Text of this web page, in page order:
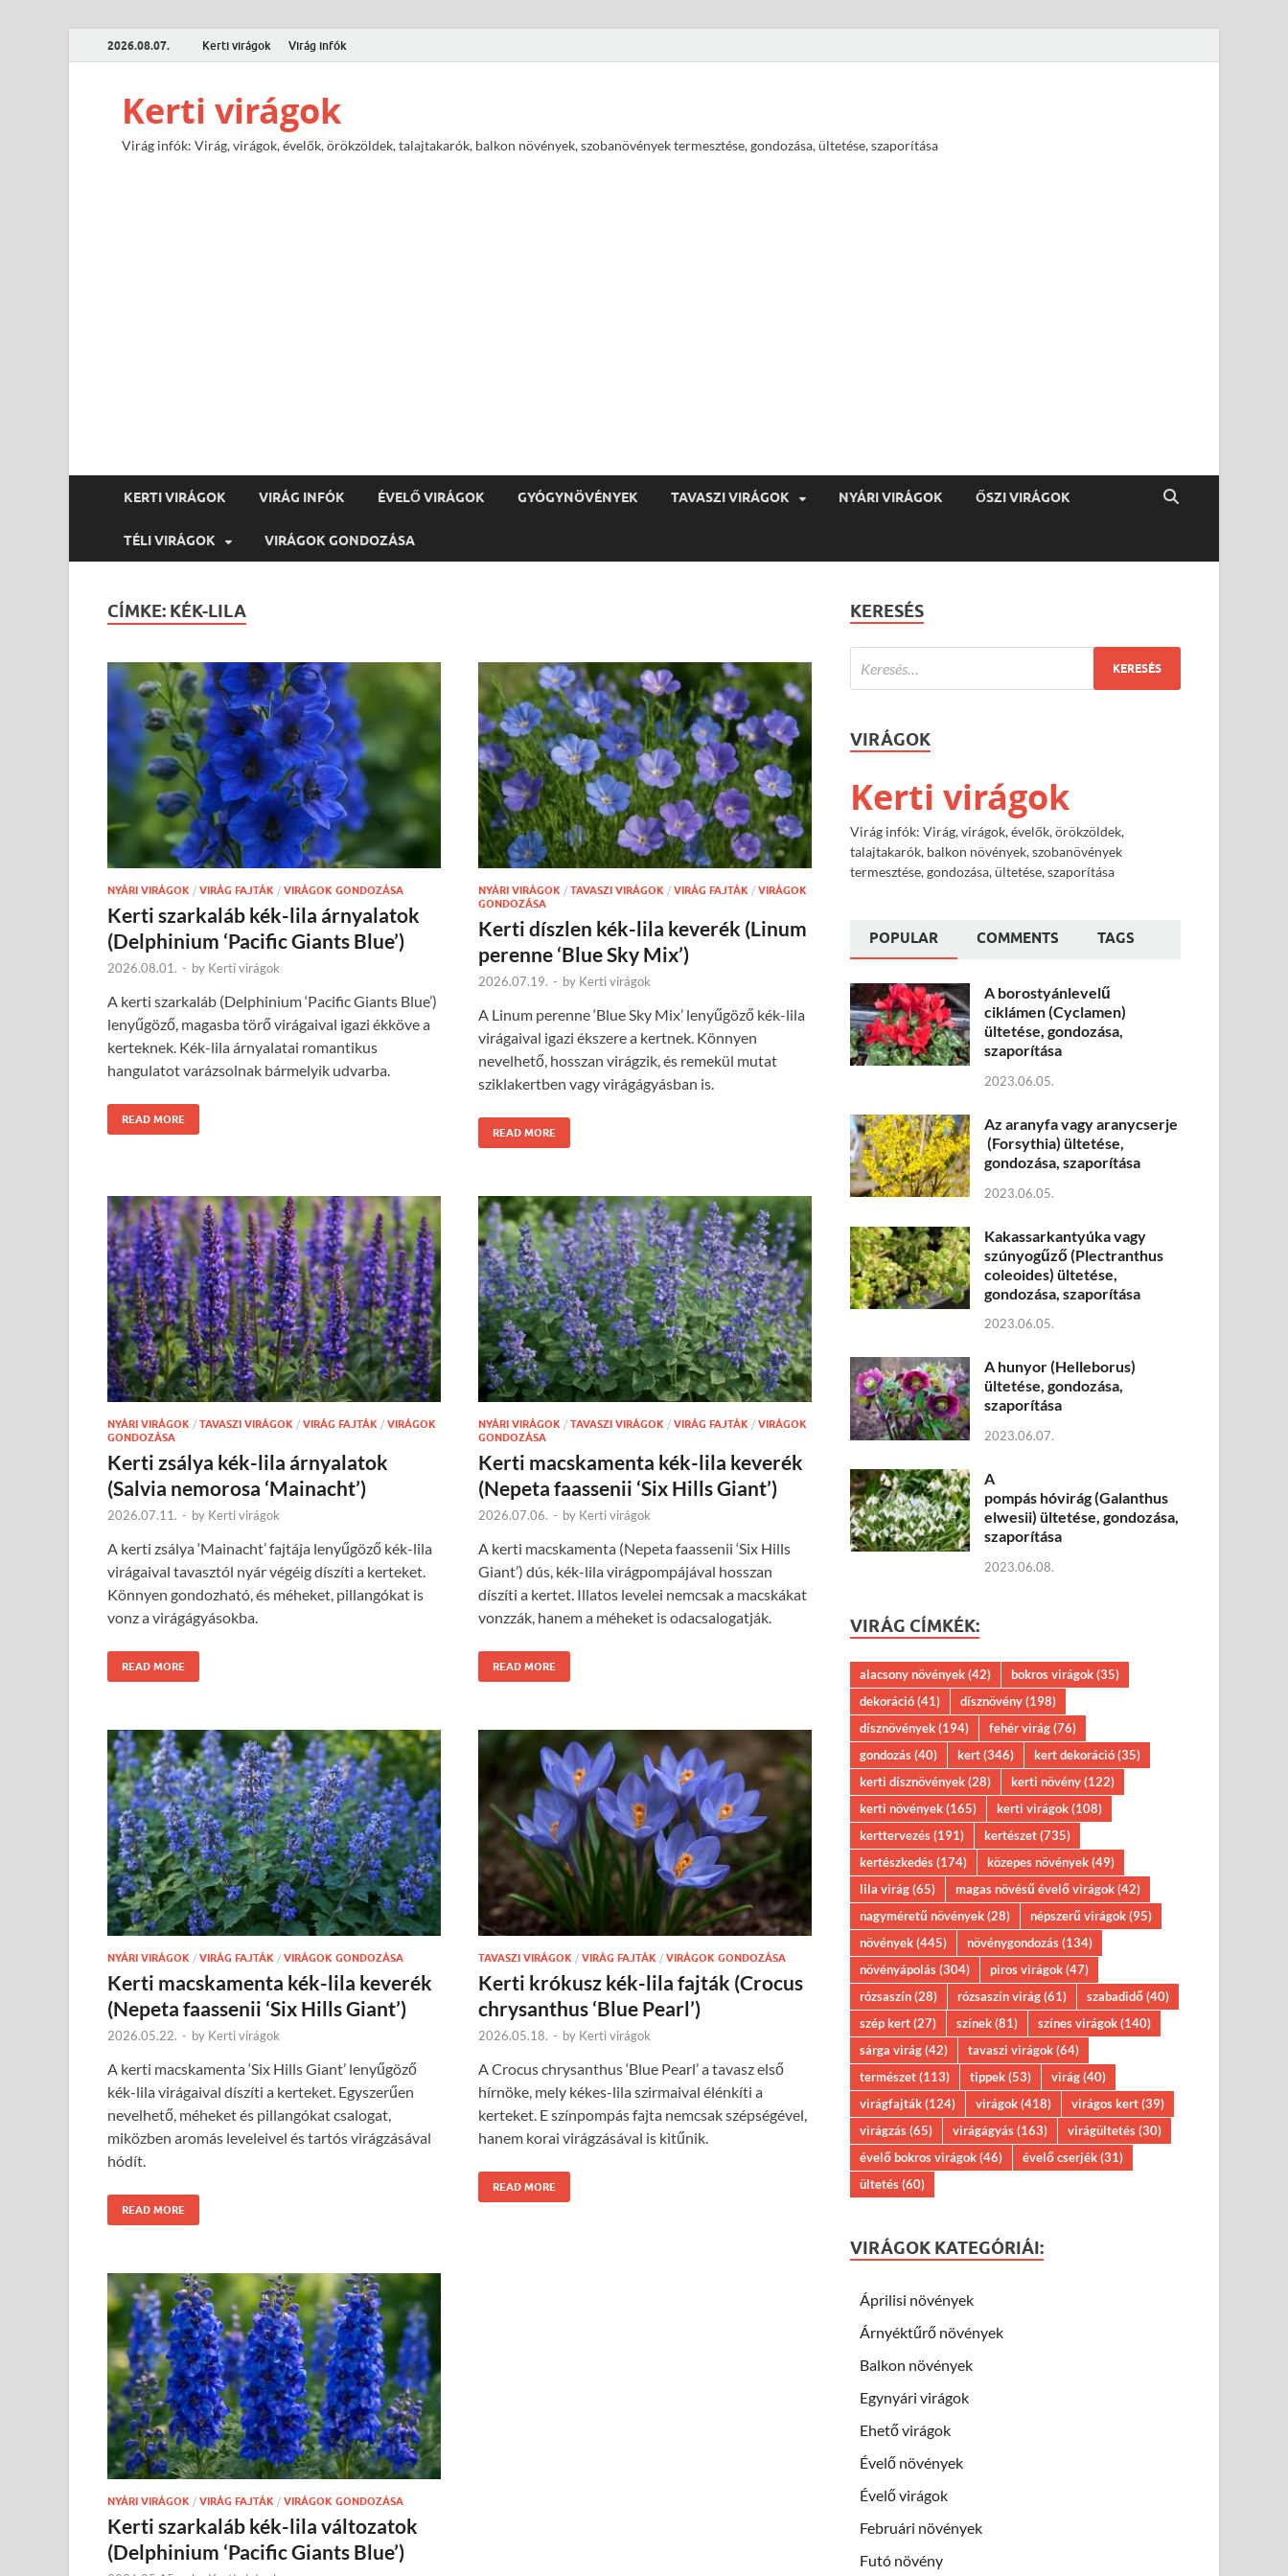
2026.08.07. Kerti virágok Virág infók
Kerti virágok
Virág infók: Virág, virágok, évelők, örökzöldek, talajtakarók, balkon növények, szobanövények termesztése, gondozása, ültetése, szaporítása
KERTI VIRÁGOK VIRÁG INFÓK ÉVELŐ VIRÁGOK GYÓGYNÖVÉNYEK TAVASZI VIRÁGOK NYÁRI VIRÁGOK ŐSZI VIRÁGOK
TÉLI VIRÁGOK VIRÁGOK GONDOZÁSA
CÍMKE: KÉK-LILA
NYÁRI VIRÁGOK / VIRÁG FAJTÁK / VIRÁGOK GONDOZÁSA
Kerti szarkaláb kék-lila árnyalatok
(Delphinium ‘Pacific Giants Blue’)
2026.08.01. - by Kerti virágok
A kerti szarkaláb (Delphinium ‘Pacific Giants Blue’)
lenyűgöző, magasba törő virágaival igazi ékköve a
kerteknek. Kék-lila árnyalatai romantikus
hangulatot varázsolnak bármelyik udvarba.
READ MORE
NYÁRI VIRÁGOK / TAVASZI VIRÁGOK / VIRÁG FAJTÁK / VIRÁGOK
GONDOZÁSA
Kerti díszlen kék-lila keverék (Linum
perenne ‘Blue Sky Mix’)
2026.07.19. - by Kerti virágok
A Linum perenne ‘Blue Sky Mix’ lenyűgöző kék-lila
virágaival igazi ékszere a kertnek. Könnyen
nevelhető, hosszan virágzik, és remekül mutat
sziklakertben vagy virágágyásban is.
READ MORE
NYÁRI VIRÁGOK / TAVASZI VIRÁGOK / VIRÁG FAJTÁK / VIRÁGOK
GONDOZÁSA
Kerti zsálya kék-lila árnyalatok
(Salvia nemorosa ‘Mainacht’)
2026.07.11. - by Kerti virágok
A kerti zsálya ‘Mainacht’ fajtája lenyűgöző kék-lila
virágaival tavasztól nyár végéig díszíti a kerteket.
Könnyen gondozható, és méheket, pillangókat is
vonz a virágágyásokba.
READ MORE
NYÁRI VIRÁGOK / TAVASZI VIRÁGOK / VIRÁG FAJTÁK / VIRÁGOK
GONDOZÁSA
Kerti macskamenta kék-lila keverék
(Nepeta faassenii ‘Six Hills Giant’)
2026.07.06. - by Kerti virágok
A kerti macskamenta (Nepeta faassenii ‘Six Hills
Giant’) dús, kék-lila virágpompájával hosszan
díszíti a kertet. Illatos levelei nemcsak a macskákat
vonzzák, hanem a méheket is odacsalogatják.
READ MORE
NYÁRI VIRÁGOK / VIRÁG FAJTÁK / VIRÁGOK GONDOZÁSA
Kerti macskamenta kék-lila keverék
(Nepeta faassenii ‘Six Hills Giant’)
2026.05.22. - by Kerti virágok
A kerti macskamenta ‘Six Hills Giant’ lenyűgöző
kék-lila virágaival díszíti a kerteket. Egyszerűen
nevelhető, méheket és pillangókat csalogat,
miközben aromás leveleivel és tartós virágzásával
hódít.
READ MORE
TAVASZI VIRÁGOK / VIRÁG FAJTÁK / VIRÁGOK GONDOZÁSA
Kerti krókusz kék-lila fajták (Crocus
chrysanthus ‘Blue Pearl’)
2026.05.18. - by Kerti virágok
A Crocus chrysanthus ‘Blue Pearl’ a tavasz első
hírnöke, mely kékes-lila szirmaival élénkíti a
kerteket. E színpompás fajta nemcsak szépségével,
hanem korai virágzásával is kitűnik.
READ MORE
NYÁRI VIRÁGOK / VIRÁG FAJTÁK / VIRÁGOK GONDOZÁSA
Kerti szarkaláb kék-lila változatok
(Delphinium ‘Pacific Giants Blue’)
KERESÉS
VIRÁGOK
Kerti virágok
Virág infók: Virág, virágok, évelők, örökzöldek,
talajtakarók, balkon növények, szobanövények
termesztése, gondozása, ültetése, szaporítása
POPULAR COMMENTS TAGS
A borostyánlevelű
ciklámen (Cyclamen)
ültetése, gondozása,
szaporítása
2023.06.05.
Az aranyfa vagy aranycserje
(Forsythia) ültetése,
gondozása, szaporítása
2023.06.05.
Kakassarkantyúka vagy
szúnyogűző (Plectranthus
coleoides) ültetése,
gondozása, szaporítása
2023.06.05.
A hunyor (Helleborus)
ültetése, gondozása,
szaporítása
2023.06.07.
A
pompás hóvirág (Galanthus
elwesii) ültetése, gondozása,
szaporítása
2023.06.08.
VIRÁG CÍMKÉK:
alacsony növények(42) bokros virágok(35)
dekoráció(41) dísznövény(198)
dísznövények(194) fehér virág(76)
gondozás(40) kert(346) kert dekoráció(35)
kerti dísznövények(28) kerti növény(122)
kerti növények(165) kerti virágok(108)
kerttervezés(191) kertészet(735)
kertészkedés(174) közepes növények(49)
lila virág(65) magas növésű évelő virágok(42)
nagyméretű növények(28) népszerű virágok(95)
növények(445) növénygondozás(134)
növényápolás(304) piros virágok(47)
rózsaszín(28) rózsaszín virág(61) szabadidő(40)
szép kert(27) színek(81) színes virágok(140)
sárga virág(42) tavaszi virágok(64)
természet(113) tippek(53) virág(40)
virágfajták(124) virágok(418) virágos kert(39)
virágzás(65) virágágyás(163) virágültetés(30)
évelő bokros virágok(46) évelő cserjék(31)
ültetés(60)
VIRÁGOK KATEGÓRIÁI:
Áprilisi növények
Árnyéktűrő növények
Balkon növények
Egynyári virágok
Ehető virágok
Évelő növények
Évelő virágok
Februári növények
Futó növény